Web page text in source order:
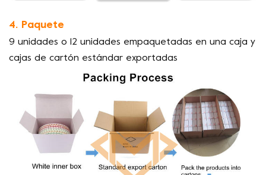
4. Paquete
9 unidades o 12 unidades empaquetadas en una caja y
cajas de cartón estándar exportadas